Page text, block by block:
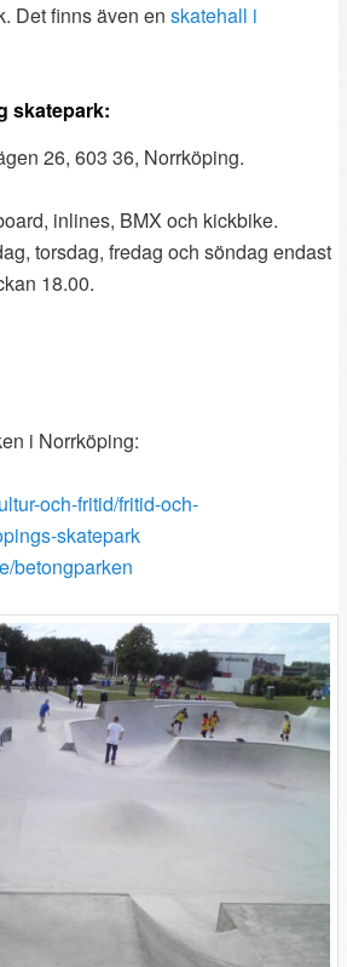
Det finns även enskatehall i
skatepark:
26, 603 36, Norrköping.
inlines, BMX och kickbike.
torsdag, fredag och söndag endast
18.00.
i Norrköping:
och-fritid/fritid-och-
skatepark
betongparken